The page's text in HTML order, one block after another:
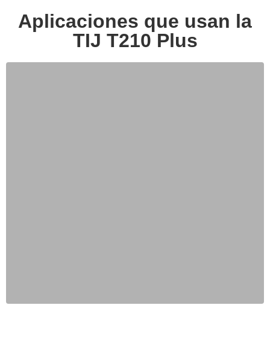
Aplicaciones que usan la
TIJ T210 Plus